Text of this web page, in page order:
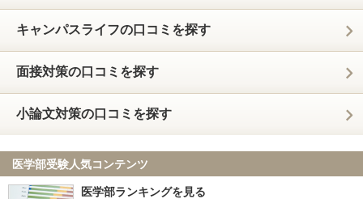
キャンパスライフの口コミを探す
面接対策の口コミを探す
小論文対策の口コミを探す
医学部受験人気コンテンツ
医学部ランキングを見る